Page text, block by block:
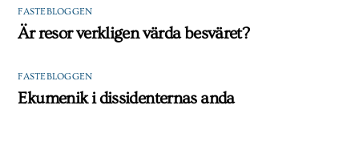
FASTEBLOGGEN
Är resor verkligen värda besväret?
FASTEBLOGGEN
Ekumenik i dissidenternas anda